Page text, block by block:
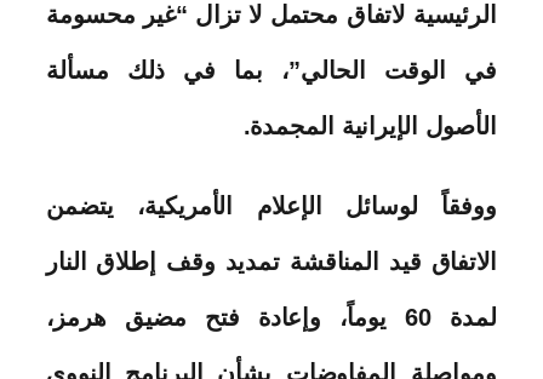
الرئيسية لاتفاق محتمل لا تزال “غير محسومة
في الوقت الحالي”، بما في ذلك مسألة
الأصول الإيرانية المجمدة.
ووفقاً لوسائل الإعلام الأمريكية، يتضمن
الاتفاق قيد المناقشة تمديد وقف إطلاق النار
لمدة 60 يوماً، وإعادة فتح مضيق هرمز،
ومواصلة المفاوضات بشأن البرنامج النووي